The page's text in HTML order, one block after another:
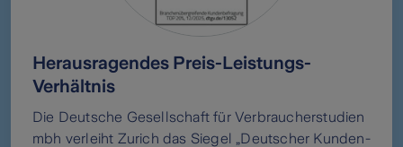
Herausragendes Preis-Leistungs-
Verhältnis
Die Deutsche Gesellschaft für Verbraucherstudien
mbh verleiht Zurich das Siegel „Deutscher Kunden-